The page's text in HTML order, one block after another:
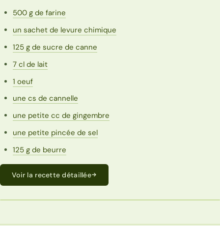
500 g de farine
un sachet de levure chimique
125 g de sucre de canne
7 cl de lait
1 oeuf
une cs de cannelle
une petite cc de gingembre
une petite pincée de sel
125 g de beurre
Voir la recette détaillée